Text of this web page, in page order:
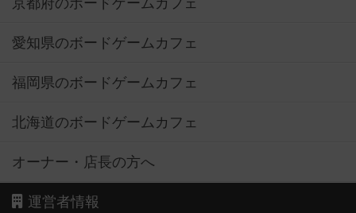
京都府のボードゲームカフェ
愛知県のボードゲームカフェ
福岡県のボードゲームカフェ
北海道のボードゲームカフェ
オーナー・店長の方へ
運営者情報